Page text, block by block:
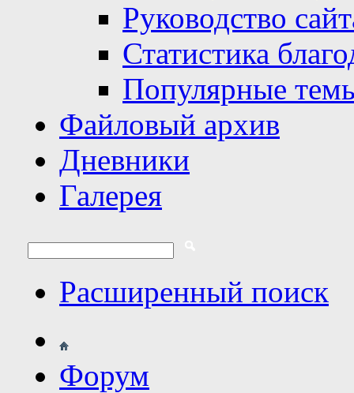
Руководство
Статистика
Популярные
Файловый архив
Дневники
Галерея
Расширенный поиск
Форум